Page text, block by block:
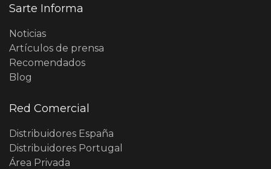
Sarte Informa
Noticias
Artículos de prensa
Recomendados
Blog
Red Comercial
Distribuidores España
Distribuidores Portugal
Área Privada